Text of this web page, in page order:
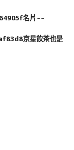
名片~~
京星飲茶也是